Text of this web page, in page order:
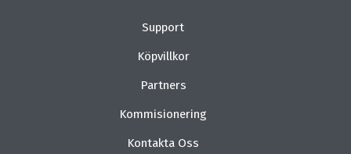
Support
Köpvillkor
Partners
Kommisionering
Kontakta Oss